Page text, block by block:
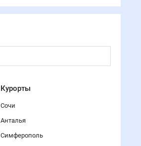
Курорты
Сочи
Анталья
Симферополь